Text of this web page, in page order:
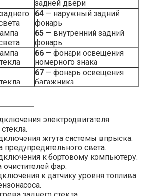
задней двери
64 — наружный задний
фонарь
65 — внутренний задний
фонарь
66 — фонари освещения
номерного знака
67 — фонарь освещения
багажника
электродвигателя
жгута системы впрыска.
предупредительного света.
к бортовому компьютеру.
фар.
к датчику уровня топлива